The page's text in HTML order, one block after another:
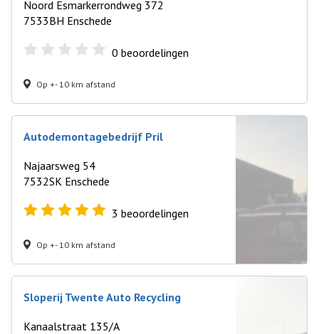
Noord Esmarkerrondweg 372
7533BH Enschede
0 beoordelingen
Op +- 10 km afstand
Autodemontagebedrijf Pril
Najaarsweg 54
7532SK Enschede
3 beoordelingen
Op +- 10 km afstand
Sloperij Twente Auto Recycling
Kanaalstraat 135/A